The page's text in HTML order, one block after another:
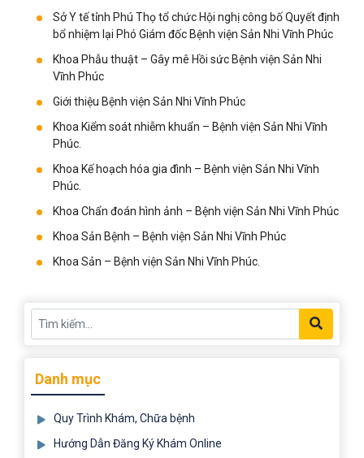
Sở Y tế tỉnh Phú Thọ tổ chức Hội nghị công bố Quyết định
bổ nhiệm lại Phó Giám đốc Bệnh viện Sản Nhi Vĩnh Phúc
Khoa Phẫu thuật – Gây mê Hồi sức Bệnh viện Sản Nhi
Vĩnh Phúc
Giới thiệu Bệnh viện Sản Nhi Vĩnh Phúc
Khoa Kiểm soát nhiễm khuẩn – Bệnh viện Sản Nhi Vĩnh
Phúc.
Khoa Kế hoạch hóa gia đình – Bệnh viện Sản Nhi Vĩnh
Phúc.
Khoa Chẩn đoán hình ảnh – Bệnh viện Sản Nhi Vĩnh Phúc
Khoa Sản Bệnh – Bệnh viện Sản Nhi Vĩnh Phúc
Khoa Sản – Bệnh viện Sản Nhi Vĩnh Phúc.
Danh mục
Quy Trình Khám, Chữa bệnh
Hướng Dẫn Đăng Ký Khám Online